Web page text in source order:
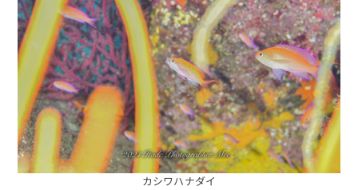
カシワハナダイ